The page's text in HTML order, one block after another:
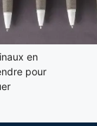
en
pour